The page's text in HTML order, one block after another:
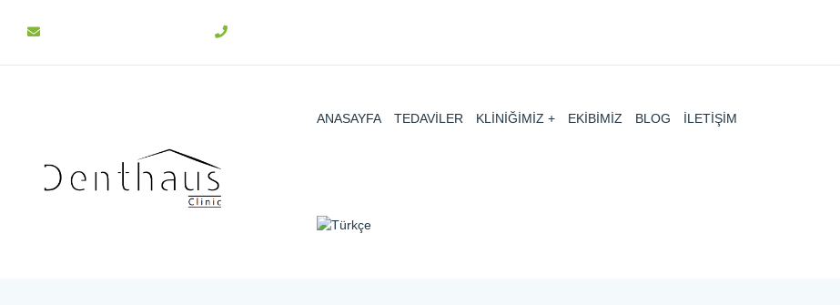
ANASAYFA TEDAVİLER KLİNİĞİMİZ EKİBİMİZ BLOG İLETİŞİM